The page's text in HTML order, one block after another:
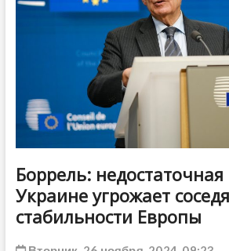
Боррель:
Украине угрожает
стабильности Европы